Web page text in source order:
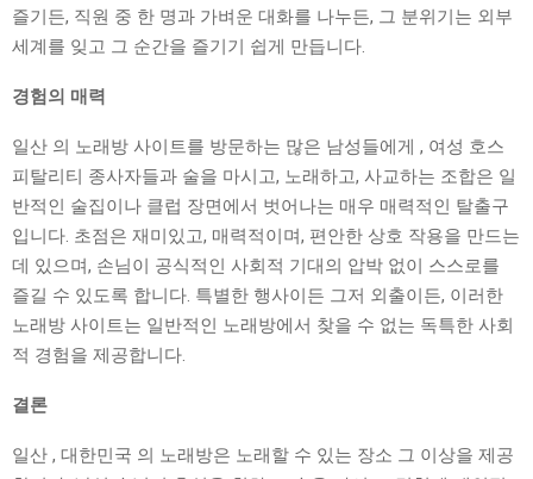
즐기든, 직원 중 한 명과 가벼운 대화를 나누든, 그 분위기는 외부
세계를 잊고 그 순간을 즐기기 쉽게 만듭니다.
경험의 매력
일산 의 노래방 사이트를 방문하는 많은 남성들에게 , 여성 호스
피탈리티 종사자들과 술을 마시고, 노래하고, 사교하는 조합은 일
반적인 술집이나 클럽 장면에서 벗어나는 매우 매력적인 탈출구
입니다. 초점은 재미있고, 매력적이며, 편안한 상호 작용을 만드는
데 있으며, 손님이 공식적인 사회적 기대의 압박 없이 스스로를
즐길 수 있도록 합니다. 특별한 행사이든 그저 외출이든, 이러한
노래방 사이트는 일반적인 노래방에서 찾을 수 없는 독특한 사회
적 경험을 제공합니다.
결론
일산 , 대한민국 의 노래방은 노래할 수 있는 장소 그 이상을 제공